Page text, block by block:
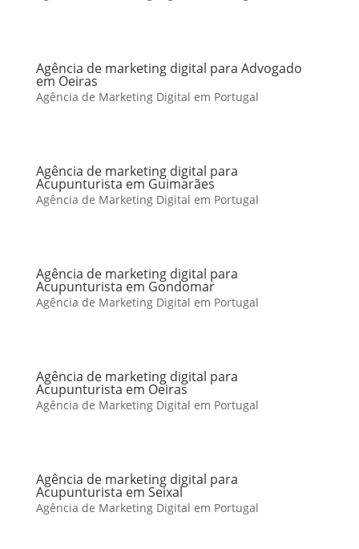
Agência de marketing digital para Advogado
em Oeiras
Agência de Marketing Digital em Portugal
Agência de marketing digital para
Acupunturista em Guimarães
Agência de Marketing Digital em Portugal
Agência de marketing digital para
Acupunturista em Gondomar
Agência de Marketing Digital em Portugal
Agência de marketing digital para
Acupunturista em Oeiras
Agência de Marketing Digital em Portugal
Agência de marketing digital para
Acupunturista em Seixal
Agência de Marketing Digital em Portugal